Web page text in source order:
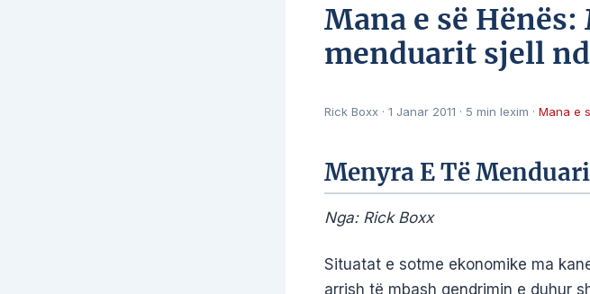
Mana e së Hënës:
menduarit sjell
Rick Boxx· 1 Janar 2011 · 5 min lexim · Mana e
Menyra E Të
Nga: Rick Boxx
Situatat e sotme ekonomike ma
arrish të mbash qendrimin e duhur